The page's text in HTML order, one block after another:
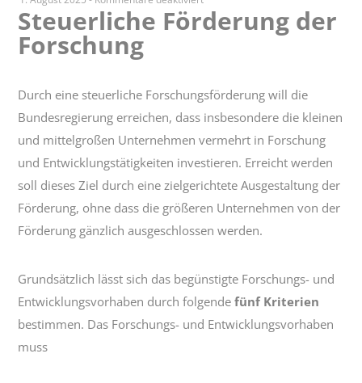
Steuerliche
Steuerliche Förderung der
Forschung
Durch eine steuerliche Forschungsförderung will die
Bundesregierung erreichen, dass insbesondere die kleinen
und mittelgroßen Unternehmen vermehrt in Forschung
und Entwicklungstätigkeiten investieren. Erreicht werden
soll dieses Ziel durch eine zielgerichtete Ausgestaltung der
Förderung, ohne dass die größeren Unternehmen von der
Förderung gänzlich ausgeschlossen werden.
Grundsätzlich lässt sich das begünstigte Forschungs- und
Entwicklungsvorhaben durch folgendefünf Kriterien
bestimmen. Das Forschungs- und Entwicklungsvorhaben
muss